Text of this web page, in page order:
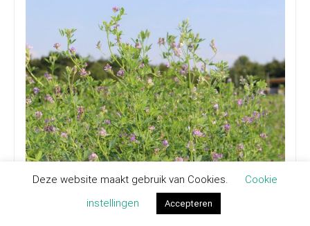
Luzerne (Onbehandeld)
Medicago sativa
Deze website maakt gebruik van Cookies.
Cookie
instellingen
Accepteren